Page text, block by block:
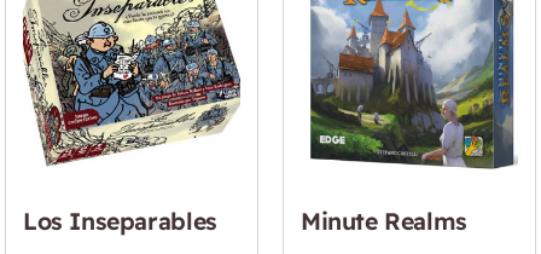
Los Inseparables Minute Realms